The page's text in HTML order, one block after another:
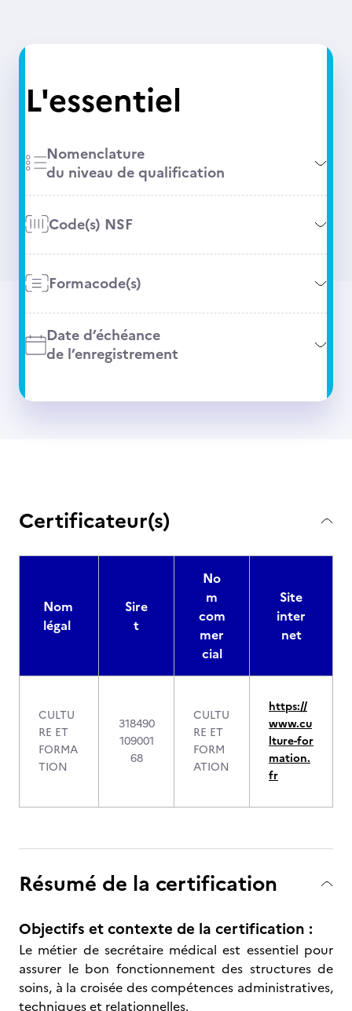
L'essentiel
Nomenclature
du niveau de qualification
Code(s) NSF
Formacode(s)
Date d’échéance
de l’enregistrement
Certificateur(s)
Nom
légal
Sire
t
No
m
com
mer
cial
Site
inter
net
CULTU
RE ET
FORMA
TION
318490
109001
68
CULTU
RE ET
FORM
ATION
https://
www.cu
lture-for
mation.
fr
Résumé de la certification
Objectifs et contexte de la certification :
Le métier de secrétaire médical est essentiel pour
assurer le bon fonctionnement des structures de
soins, à la croisée des compétences administratives,
techniques et relationnelles.